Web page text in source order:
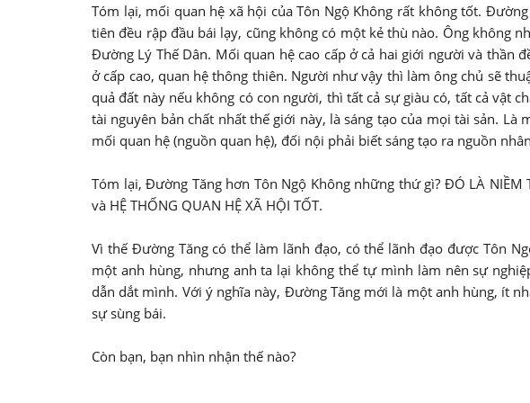
Tóm lại, mối quan hệ xã hội của Tôn Ngộ Không rất không tốt.
tiên đều rập đầu bái lạy, cũng không có một kẻ thù nào. Ông không
Đường Lý Thế Dân. Mối quan hệ cao cấp ở cả hai giới người và thần
ở cấp cao, quan hệ thông thiên. Người như vậy thì làm ông chủ sẽ
quả đất này nếu không có con người, thì tất cả sự giàu có, tất cả vật
tài nguyên bản chất nhất thế giới này, là sáng tạo của mọi tài sản.
mối quan hệ (nguồn quan hệ), đối nội phải biết sáng tạo ra nguồn
Tóm lại, Đường Tăng hơn Tôn Ngộ Không những thứ gì? ĐÓ LÀ NIỀM
và HỆ THỐNG QUAN HỆ XÃ HỘI TỐT.
Vì thế Đường Tăng có thể làm lãnh đạo, có thể lãnh đạo được Tôn
một anh hùng, nhưng anh ta lại không thể tự mình làm nên sự
dẫn dắt mình. Với ý nghĩa này, Đường Tăng mới là một anh hùng, ít
sự sùng bái.
Còn bạn, bạn nhìn nhận thế nào?